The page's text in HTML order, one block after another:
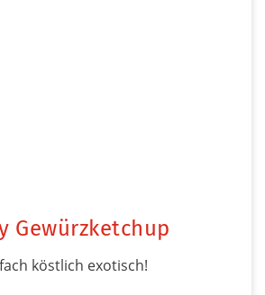
Gewürzketchup
köstlich exotisch!